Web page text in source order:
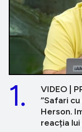
VIDEO |
”Safari
Herson.
reacția
1.